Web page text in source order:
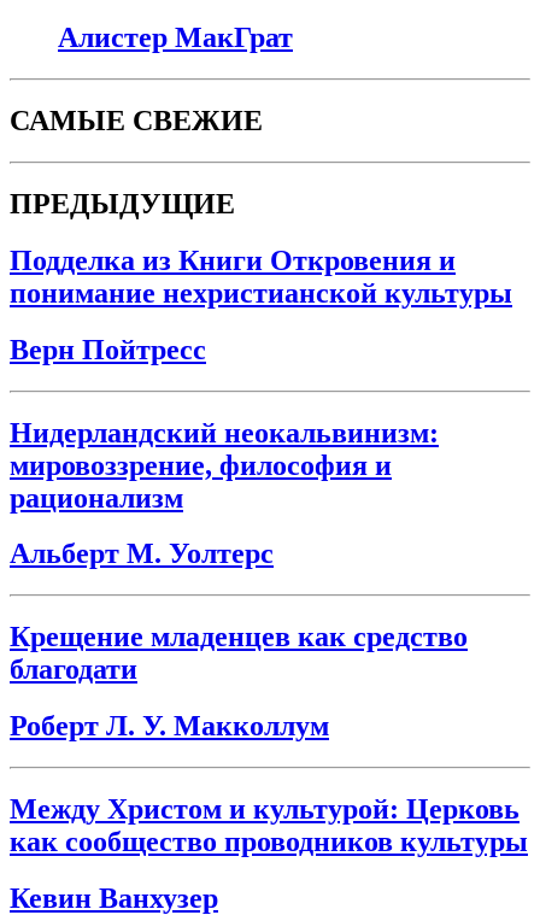
Алистер МакГрат
САМЫЕ СВЕЖИЕ
ПРЕДЫДУЩИЕ
Подделка из Книги Откровения и
понимание нехристианской культуры
Верн Пойтресс
Нидерландский неокальвинизм:
мировоззрение, философия и
рационализм
Альберт М. Уолтерс
Крещение младенцев как средство
благодати
Роберт Л. У. Макколлум
Между Христом и культурой: Церковь
как сообщество проводников культуры
Кевин Ванхузер